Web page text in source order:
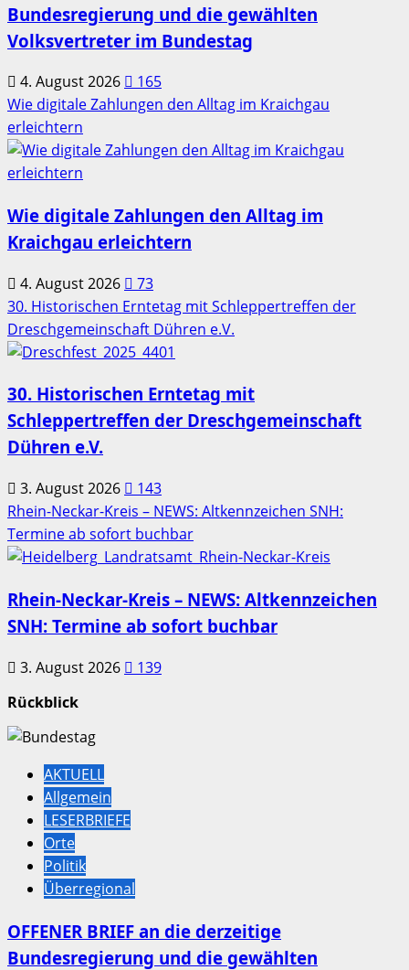
Bundesregierung und die gewählten
Volksvertreter im Bundestag
4. August 2026
165
Wie digitale Zahlungen den Alltag im Kraichgau
erleichtern
Wie digitale Zahlungen den Alltag im
Kraichgau erleichtern
4. August 2026
73
30. Historischen Erntetag mit Schleppertreffen der
Dreschgemeinschaft Dühren e.V.
30. Historischen Erntetag mit
Schleppertreffen der Dreschgemeinschaft
Dühren e.V.
3. August 2026
143
Rhein-Neckar-Kreis – NEWS: Altkennzeichen SNH:
Termine ab sofort buchbar
Rhein-Neckar-Kreis – NEWS: Altkennzeichen
SNH: Termine ab sofort buchbar
3. August 2026
139
Rückblick
AKTUELL
Allgemein
LESERBRIEFE
Orte
Politik
Überregional
OFFENER BRIEF an die derzeitige
Bundesregierung und die gewählten